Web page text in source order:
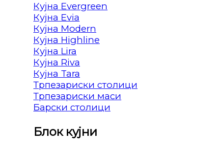
Кујна Evergreen
Кујна Evia
Кујна Modern
Кујна Highline
Кујна Lira
Кујна Riva
Кујна Tara
Трпезариски столици
Трпезариски маси
Барски столици
Блок кујни